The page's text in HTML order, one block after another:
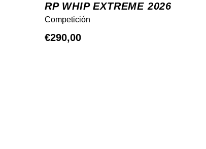
RP WHIP EXTREME 2026
Competición
€290,00